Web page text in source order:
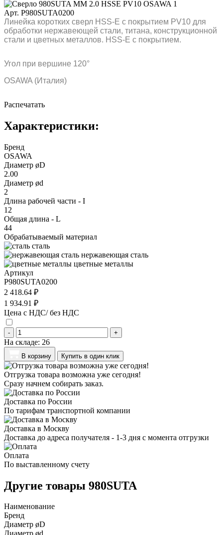
Арт. P980SUTA0200
Линейка коротких сверл HSS-E с покрытием PV10 для
обработки нержавеющей стали, титана, конструкционной
стали и цветных металлов. HSS-E с покрытием.
Угол при вершине 120°
OSAWA (Италия)
Распечатать
Характеристики:
Бренд
OSAWA
Диаметр øD
2.00
Диаметр ød
2
Длина рабочей части - I
12
Общая длина - L
44
Обрабатываемый материал
сталь
нержавеющая сталь
цветные металлы
Артикул
P980SUTA0200
2 418.64 ₽
1 934.91 ₽
Цена с НДС/ без НДС
- +
На складе: 26
В корзину Купить в один клик
Отгрузка товара возможна уже сегодня!
Сразу начнем собирать заказ.
Доставка по России
По тарифам транспортной компании
Доставка в Москву
Доставка до адреса получателя - 1-3 дня с момента отгрузки
Оплата
По выставленному счету
Другие товары 980SUTA
Наименование
Бренд
Диаметр øD